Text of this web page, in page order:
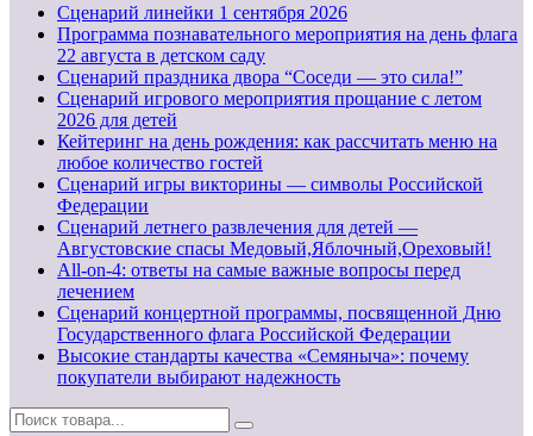
Cценарий линейки 1 сентября 2026
Программа познавательного мероприятия на день флага
22 августа в детском саду
Сценарий праздника двора “Соседи — это сила!”
Сценарий игрового мероприятия прощание с летом
2026 для детей
Кейтеринг на день рождения: как рассчитать меню на
любое количество гостей
Сценарий игры викторины — символы Российской
Федерации
Сценарий летнего развлечения для детей —
Августовские спасы Медовый,Яблочный,Ореховый!
All-on-4: ответы на самые важные вопросы перед
лечением
Сценарий концертной программы, посвященной Дню
Государственного флага Российской Федерации
Высокие стандарты качества «Семяныча»: почему
покупатели выбирают надежность